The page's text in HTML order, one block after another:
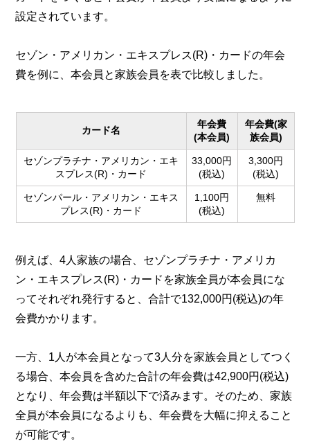
設定されています。
セゾン・アメリカン・エキスプレス(R)・カードの年会
費を例に、本会員と家族会員を表で比較しました。
カード名
年会費
(本会員)
年会費(家
族会員)
セゾンプラチナ・アメリカン・エキ
スプレス(R)・カード
33,000円
(税込)
3,300円
(税込)
セゾンパール・アメリカン・エキス
プレス(R)・カード
1,100円
(税込)
無料
例えば、4人家族の場合、セゾンプラチナ・アメリカ
ン・エキスプレス(R)・カードを家族全員が本会員にな
ってそれぞれ発行すると、合計で132,000円(税込)の年
会費かかります。
一方、1人が本会員となって3人分を家族会員としてつく
る場合、本会員を含めた合計の年会費は42,900円(税込)
となり、年会費は半額以下で済みます。そのため、家族
全員が本会員になるよりも、年会費を大幅に抑えること
が可能です。